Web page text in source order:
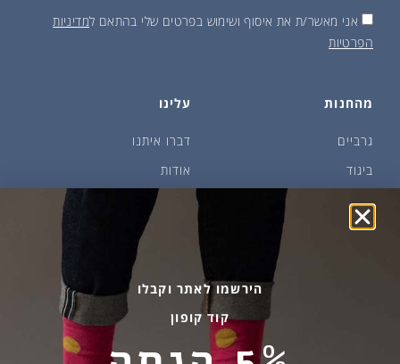
מהחנות
גרביים
ביגוד
פקעות ובצלים
עלינו
דברו איתנו
אודות
איפה קונים?
הבלוג של יודפת
שירות לקוחות
אני מאשר/ת את איסוף ושימוש בפרטים שלי בהתאם למדיניות
הפרטיות
הירשמו לאתר וקבלו
קוד קופון